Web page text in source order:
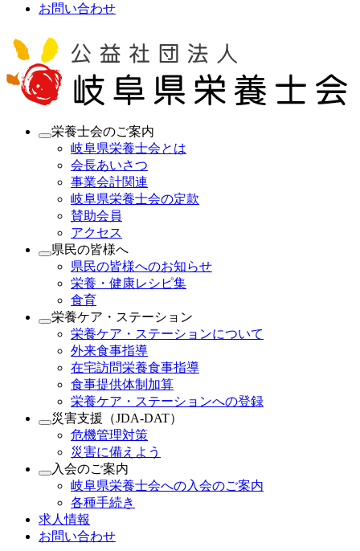
お問い合わせ
栄養士会のご案内
岐阜県栄養士会とは
会長あいさつ
事業会計関連
岐阜県栄養士会の定款
賛助会員
アクセス
県民の皆様へ
県民の皆様へのお知らせ
栄養・健康レシピ集
食育
栄養ケア・ステーション
栄養ケア・ステーションについて
外来食事指導
在宅訪問栄養食事指導
食事提供体制加算
栄養ケア・ステーションへの登録
災害支援（JDA-DAT）
危機管理対策
災害に備えよう
入会のご案内
岐阜県栄養士会への入会のご案内
各種手続き
求人情報
お問い合わせ